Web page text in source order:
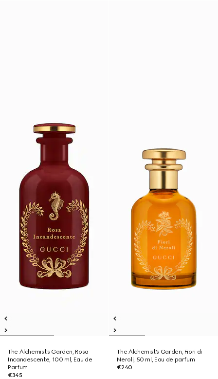
The Alchemist’s Garden, Rosa
Incandescente, 100 ml, Eau de
Parfum
€345
The Alchemist’s Garden, Fiori di
Neroli, 50 ml, Eau de parfum
€240